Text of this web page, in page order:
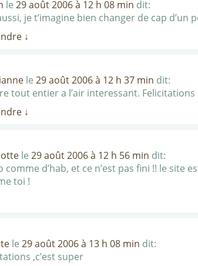
le 29 août 2006 à 12 h 08 min dit:
je t’imagine bien changer de cap
↓
le 29 août 2006 à 12 h 37 min dit:
tout entier a l’air interessant.
↓
le 29 août 2006 à 12 h 56 min dit:
comme d’hab, et ce n’est pas fini !! le
toi !
le 29 août 2006 à 13 h 08 min dit:
,c’est super